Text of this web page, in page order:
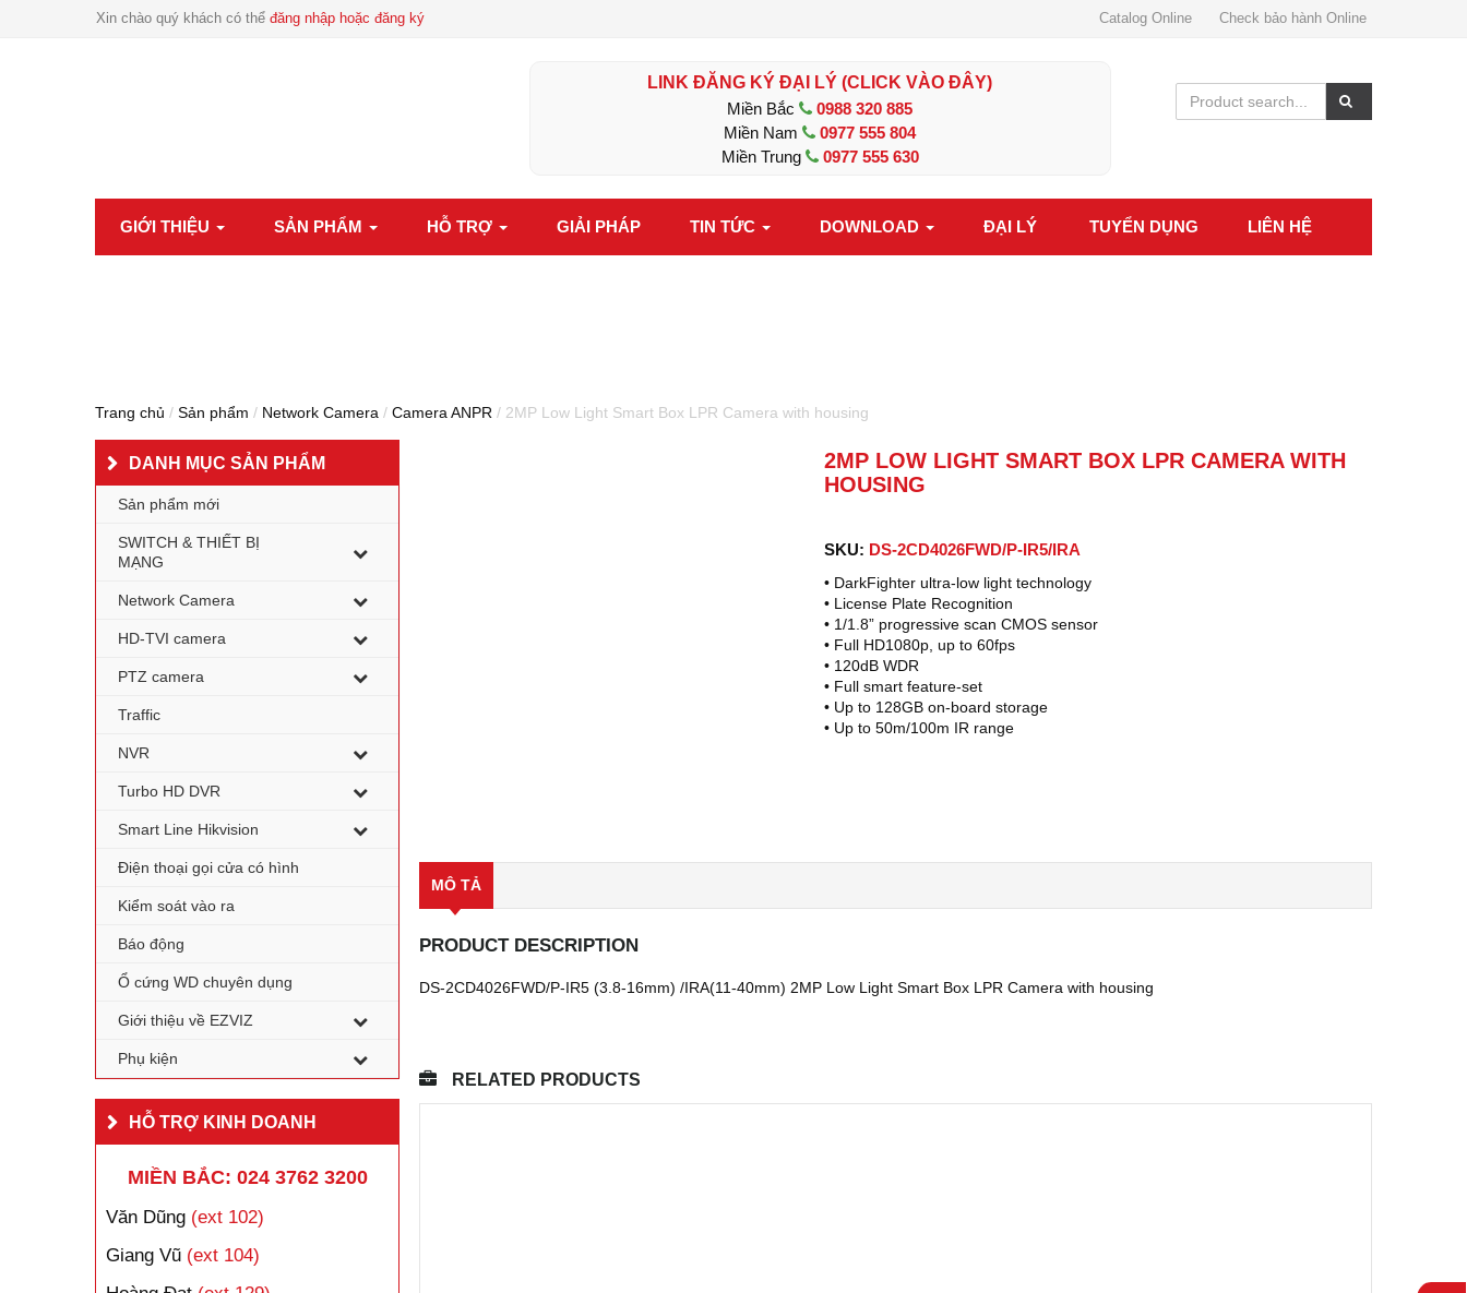
Xin chào quý khách có thể đăng nhập hoặc đăng ký Catalog Online Check bảo hành Online
LINK ĐĂNG KÝ ĐẠI LÝ (CLICK VÀO ĐÂY)
Miền Bắc
0988 320 885
Miền Nam
0977 555 804
Miền Trung
0977 555 630
GIỚI THIỆU SẢN PHẨM HỖ TRỢ GIẢI PHÁP TIN TỨC DOWNLOAD ĐẠI LÝ TUYỂN DỤNG LIÊN HỆ
Trang chủ / Sản phẩm / Network Camera / Camera ANPR / 2MP Low Light Smart Box LPR Camera with housing
2MP LOW LIGHT SMART BOX LPR CAMERA WITH
HOUSING
SKU: DS-2CD4026FWD/P-IR5/IRA
• DarkFighter ultra-low light technology
• License Plate Recognition
• 1/1.8” progressive scan CMOS sensor
• Full HD1080p, up to 60fps
• 120dB WDR
• Full smart feature-set
• Up to 128GB on-board storage
• Up to 50m/100m IR range
MÔ TẢ
PRODUCT DESCRIPTION
DS-2CD4026FWD/P-IR5 (3.8-16mm) /IRA(11-40mm) 2MP Low Light Smart Box LPR Camera with housing
RELATED PRODUCTS
DANH MỤC SẢN PHẨM
Sản phẩm mới
SWITCH & THIẾT BỊ
MẠNG
Network Camera
HD-TVI camera
PTZ camera
Traffic
NVR
Turbo HD DVR
Smart Line Hikvision
Điện thoại gọi cửa có hình
Kiểm soát vào ra
Báo động
Ổ cứng WD chuyên dụng
Giới thiệu về EZVIZ
Phụ kiện
HỖ TRỢ KINH DOANH
MIỀN BẮC: 024 3762 3200
Văn Dũng (ext 102)
Giang Vũ (ext 104)